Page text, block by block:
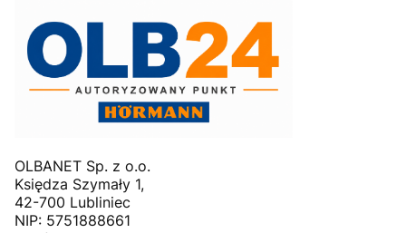
OLBANET Sp. z o.o.
Księdza Szymały 1,
42-700 Lubliniec
NIP: 5751888661